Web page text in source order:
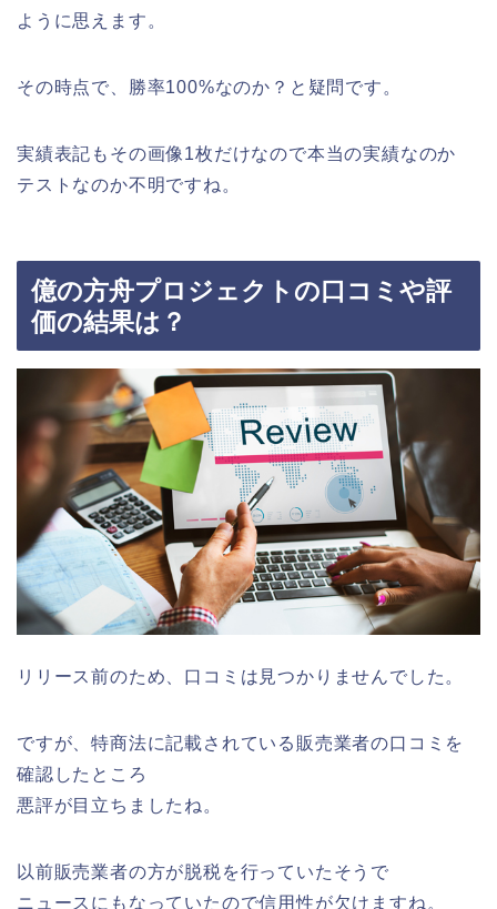
ように思えます。
その時点で、勝率100%なのか？と疑問です。
実績表記もその画像1枚だけなので本当の実績なのか
テストなのか不明ですね。
億の方舟プロジェクトの口コミや評
価の結果は？
リリース前のため、口コミは見つかりませんでした。
ですが、特商法に記載されている販売業者の口コミを
確認したところ
悪評が目立ちましたね。
以前販売業者の方が脱税を行っていたそうで
ニュースにもなっていたので信用性が欠けますね。